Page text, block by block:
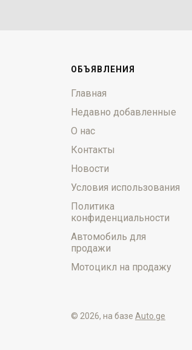
ОБЪЯВЛЕНИЯ
Главная
Недавно добавленные
О нас
Контакты
Новости
Условия использования
Политика
конфиденциальности
Автомобиль для
продажи
Мотоцикл на продажу
© 2026, на базе Auto.ge